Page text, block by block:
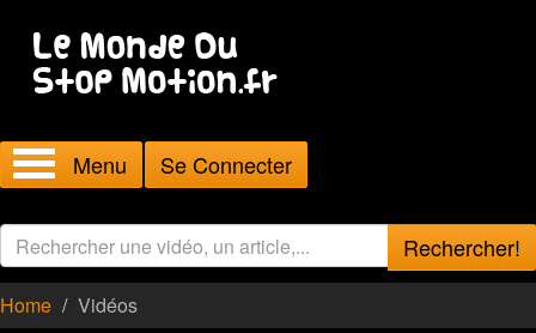
Menu Se Connecter
Rechercher!
Home Vidéos